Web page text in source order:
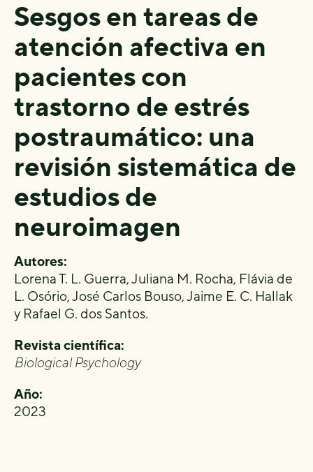
Sesgos en tareas de
atención afectiva en
pacientes con
trastorno de estrés
postraumático: una
revisión sistemática de
estudios de
neuroimagen
Autores:
Lorena T. L. Guerra, Juliana M. Rocha, Flávia de
L. Osório, José Carlos Bouso, Jaime E. C. Hallak
y Rafael G. dos Santos.
Revista científica:
Biological Psychology
Año:
2023